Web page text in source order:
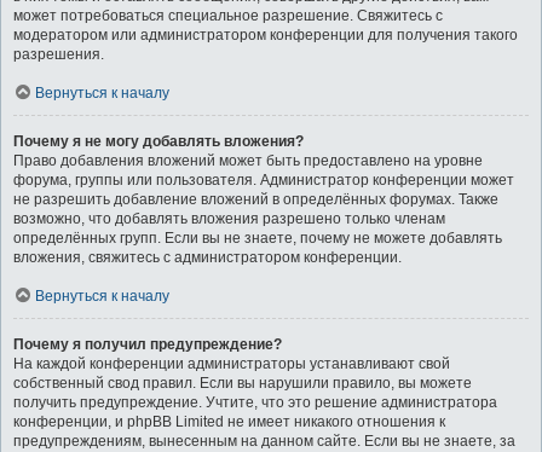
может потребоваться специальное разрешение. Свяжитесь с
модератором или администратором конференции для получения такого
разрешения.
Вернуться к началу
Почему я не могу добавлять вложения?
Право добавления вложений может быть предоставлено на уровне
форума, группы или пользователя. Администратор конференции может
не разрешить добавление вложений в определённых форумах. Также
возможно, что добавлять вложения разрешено только членам
определённых групп. Если вы не знаете, почему не можете добавлять
вложения, свяжитесь с администратором конференции.
Вернуться к началу
Почему я получил предупреждение?
На каждой конференции администраторы устанавливают свой
собственный свод правил. Если вы нарушили правило, вы можете
получить предупреждение. Учтите, что это решение администратора
конференции, и phpBB Limited не имеет никакого отношения к
предупреждениям, вынесенным на данном сайте. Если вы не знаете, за